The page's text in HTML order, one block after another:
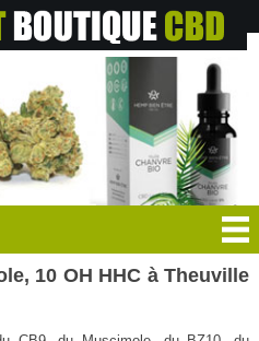
10 OH HHC à Theuville